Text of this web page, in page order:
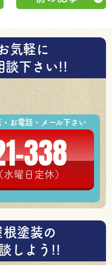
気軽に
談下さい!!
お電話・メール下さい
338
曜日定休）
塗装の
しよう!!